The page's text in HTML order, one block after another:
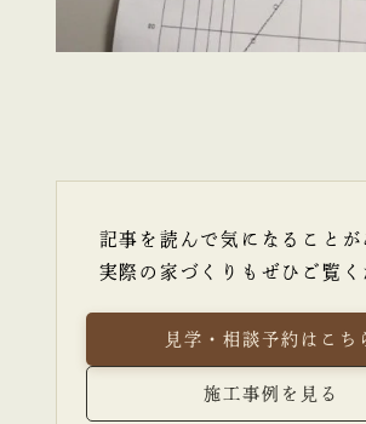
記事を読んで気になることが
実際の家づくりもぜひご覧く
見学・相談予約はこち
施工事例を見る